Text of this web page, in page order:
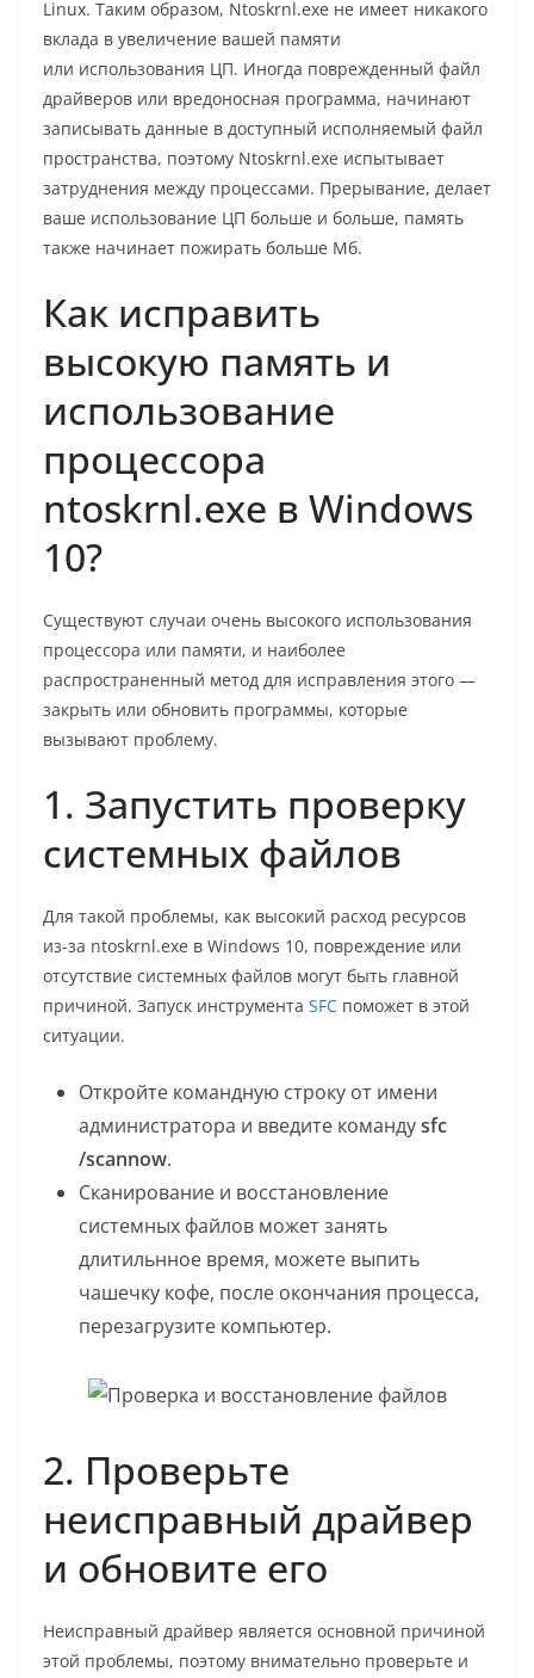
Linux. Таким образом, Ntoskrnl.exe не имеет никакого
вклада в увеличение вашей памяти
или использования ЦП. Иногда поврежденный файл
драйверов или вредоносная программа, начинают
записывать данные в доступный исполняемый файл
пространства, поэтому Ntoskrnl.exe испытывает
затруднения между процессами. Прерывание, делает
ваше использование ЦП больше и больше, память
также начинает пожирать больше Мб.
Как исправить
высокую память и
использование
процессора
ntoskrnl.exe в Windows
10?
Существуют случаи очень высокого использования
процессора или памяти, и наиболее
распространенный метод для исправления этого —
закрыть или обновить программы, которые
вызывают проблему.
1. Запустить проверку
системных файлов
Для такой проблемы, как высокий расход ресурсов
из-за ntoskrnl.exe в Windows 10, повреждение или
отсутствие системных файлов могут быть главной
причиной. Запуск инструмента SFC поможет в этой
ситуации.
Откройте командную строку от имени
администратора и введите командуsfc
/scannow.
Сканирование и восстановление
системных файлов может занять
длитильнное время, можете выпить
чашечку кофе, после окончания процесса,
перезагрузите компьютер.
2. Проверьте
неисправный драйвер
и обновите его
Неисправный драйвер является основной причиной
этой проблемы, поэтому внимательно проверьте и